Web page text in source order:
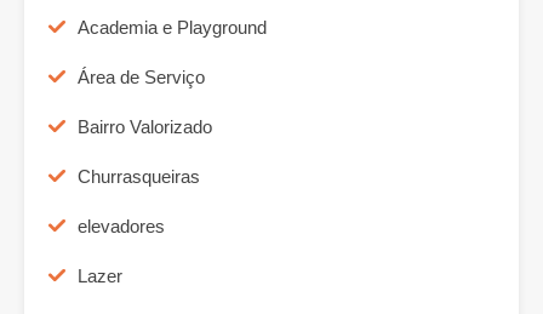
Academia e Playground
Área de Serviço
Bairro Valorizado
Churrasqueiras
elevadores
Lazer